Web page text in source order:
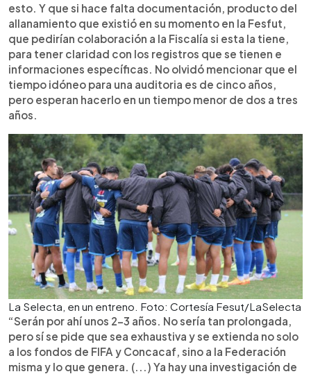
esto. Y que si hace falta documentación, producto del
allanamiento que existió en su momento en la Fesfut,
que pedirían colaboración a la Fiscalía si esta la tiene,
para tener claridad con los registros que se tienen e
informaciones específicas. No olvidó mencionar que el
tiempo idóneo para una auditoria es de cinco años,
pero esperan hacerlo en un tiempo menor de dos a tres
años.
La Selecta, en un entreno. Foto: Cortesía Fesut/LaSelecta
“Serán por ahí unos 2-3 años. No sería tan prolongada,
pero sí se pide que sea exhaustiva y se extienda no solo
a los fondos de FIFA y Concacaf, sino a la Federación
misma y lo que genera. (...) Ya hay una investigación de